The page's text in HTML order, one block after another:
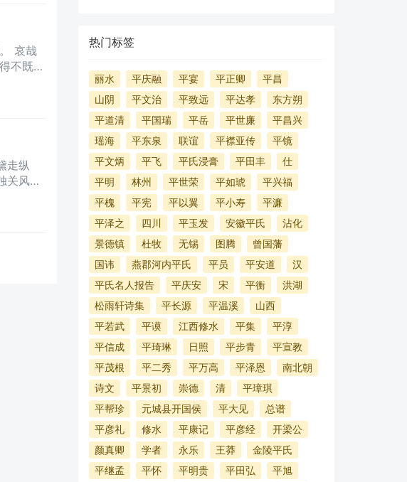
热门标签
丽水 平庆融 平宴 平正卿
平昌
山阴
平文治 平致远 平达孝
东方朔
平道清
平国瑞 平岳 平世廉
平昌兴
瑶海
平东泉 联谊 平襟亚传
平镜
平文炳
平飞 平氏浸膏 平田丰
仕
平明
林州 平世荣 平如琥
平兴福
平槐
平宪 平以翼 平小寿
平濂
平泽之
四川 平玉发 安徽平氏
沾化
景德镇
杜牧 无锡 图腾
曾国藩
国讳
燕郡河内平氏 平员 平安道
汉
平氏名人报告
平庆安 宋 平衡
洪湖
松雨轩诗集
平长源 平温溪
山西
平若武
平谟 江西修水 平集
平淳
平信成
平琦琳 日照 平步青
平宣教
平茂根
平二秀 平万高 平泽恩
南北朝
诗文
平景初 崇德 清
平璋琪
平帮珍
元城县开国侯 平大见
总谱
平彦礼
修水 平康记 平彦经
开梁公
颜真卿
学者 永乐 王莽
金陵平氏
平继孟
平怀 平明贵 平田弘
平旭